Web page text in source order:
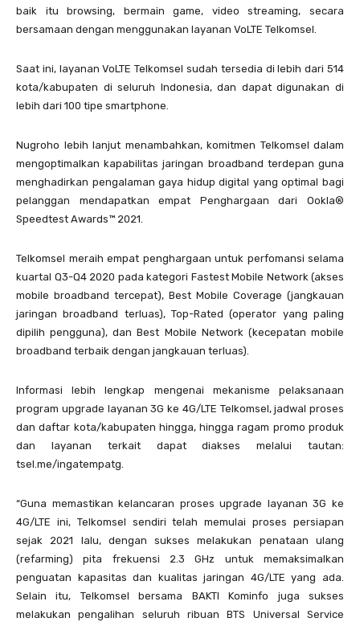
baik itu browsing, bermain game, video streaming, secara
bersamaan dengan menggunakan layanan VoLTE Telkomsel.
Saat ini, layanan VoLTE Telkomsel sudah tersedia di lebih dari 514
kota/kabupaten di seluruh Indonesia, dan dapat digunakan di
lebih dari 100 tipe smartphone.
Nugroho lebih lanjut menambahkan, komitmen Telkomsel dalam
mengoptimalkan kapabilitas jaringan broadband terdepan guna
menghadirkan pengalaman gaya hidup digital yang optimal bagi
pelanggan mendapatkan empat Penghargaan dari Ookla®
Speedtest Awards™ 2021.
Telkomsel meraih empat penghargaan untuk perfomansi selama
kuartal Q3-Q4 2020 pada kategori Fastest Mobile Network (akses
mobile broadband tercepat), Best Mobile Coverage (jangkauan
jaringan broadband terluas), Top-Rated (operator yang paling
dipilih pengguna), dan Best Mobile Network (kecepatan mobile
broadband terbaik dengan jangkauan terluas).
Informasi lebih lengkap mengenai mekanisme pelaksanaan
program upgrade layanan 3G ke 4G/LTE Telkomsel, jadwal proses
dan daftar kota/kabupaten hingga, hingga ragam promo produk
dan layanan terkait dapat diakses melalui tautan:
tsel.me/ingatempatg.
“Guna memastikan kelancaran proses upgrade layanan 3G ke
4G/LTE ini, Telkomsel sendiri telah memulai proses persiapan
sejak 2021 lalu, dengan sukses melakukan penataan ulang
(refarming) pita frekuensi 2.3 GHz untuk memaksimalkan
penguatan kapasitas dan kualitas jaringan 4G/LTE yang ada.
Selain itu, Telkomsel bersama BAKTI Kominfo juga sukses
melakukan pengalihan seluruh ribuan BTS Universal Service